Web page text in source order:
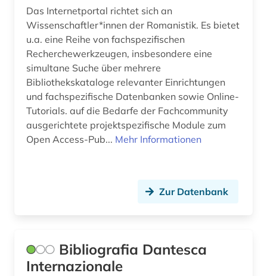
Das Internetportal richtet sich an
Wissenschaftler*innen der Romanistik. Es bietet
u.a. eine Reihe von fachspezifischen
Recherchewerkzeugen, insbesondere eine
simultane Suche über mehrere
Bibliothekskataloge relevanter Einrichtungen
und fachspezifische Datenbanken sowie Online-
Tutorials. auf die Bedarfe der Fachcommunity
ausgerichtete projektspezifische Module zum
Open Access-Pub... Mehr Informationen
Zur Datenbank
Bibliografia Dantesca
Internazionale